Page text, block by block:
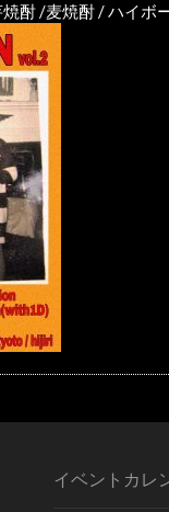
酎 /麦焼酎 / ハイボ
イベントカレ